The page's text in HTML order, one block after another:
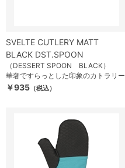
SVELTE CUTLERY MATT
BLACK DST.SPOON
（DESSERT SPOON BLACK）
華奢ですらっとした印象のカトラリー
￥935 （税込）